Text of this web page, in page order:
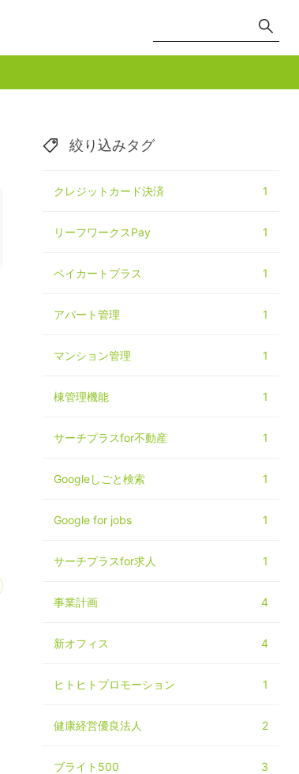
あとで読む
絞り込みタグ
クレジットカード決済 1
リーフワークスPay 1
ペイカートプラス 1
アパート管理 1
マンション管理 1
棟管理機能 1
サーチプラスfor不動産 1
Googleしごと検索 1
Google for jobs 1
サーチプラスfor求人 1
事業計画 4
新オフィス 4
ヒトヒトプロモーション 1
健康経営優良法人 2
ブライト500 3